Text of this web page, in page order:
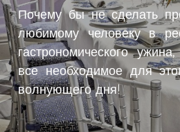
Почему бы не сделать
любимому человеку в
гастрономического
все необходимое для
волнующего дня!